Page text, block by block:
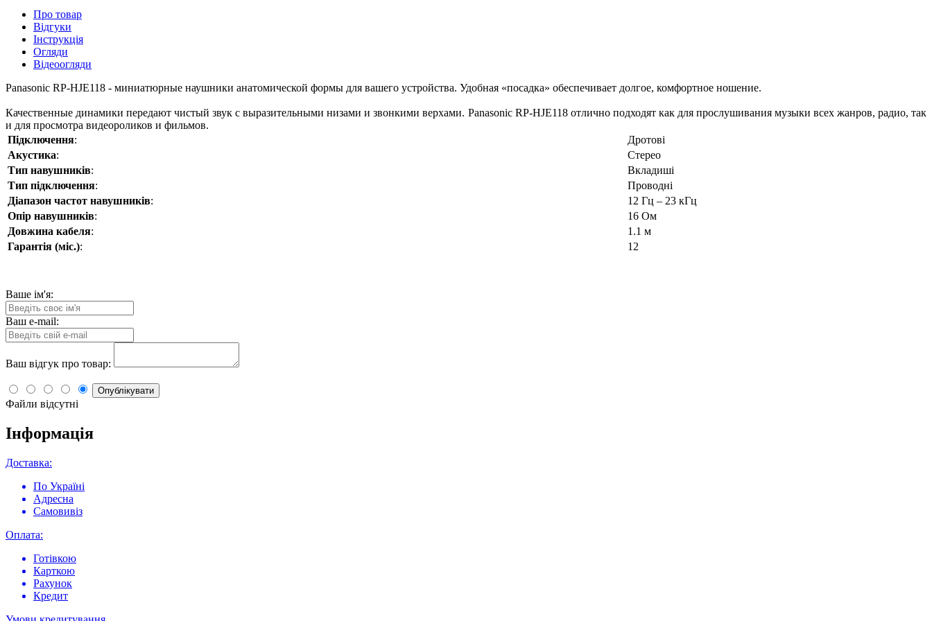
Про товар
Відгуки
Інструкція
Огляди
Відеоогляди
Panasonic RP-HJE118 - миниатюрные наушники анатомической формы для вашего устройства. Удобная «посадка» обеспечивает долгое, комфортное ношение.
Качественные динамики передают чистый звук с выразительными низами и звонкими верхами. Panasonic RP-HJE118 отлично подходят как для прослушивания музыки всех жанров, радио, так
и для просмотра видеороликов и фильмов.
Підключення:
Дротові
Акустика:
Стерео
Тип навушників:
Вкладиші
Тип підключення:
Проводні
Діапазон частот навушників:
12 Гц – 23 кГц
Опір навушників:
16 Oм
Довжина кабеля:
1.1 м
Гарантія (міс.): 12
Ваше ім'я:
Ваш e-mail:
Ваш відгук про товар:
Опублікувати
Файли відсутні
Інформація
Доставка:
По Україні
Адресна
Самовивіз
Оплата:
Готівкою
Карткою
Рахунок
Кредит